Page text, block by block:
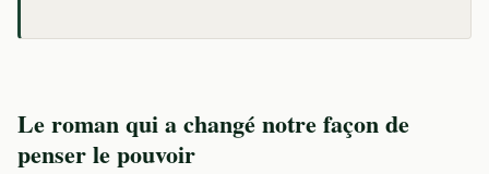
Le roman qui a changé notre façon de
penser le pouvoir